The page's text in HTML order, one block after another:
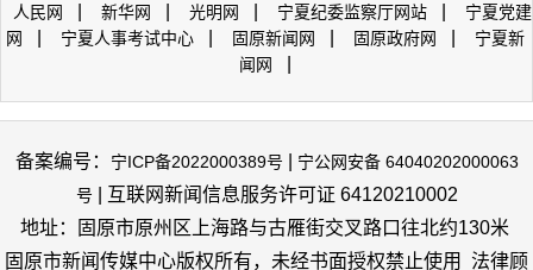
人民网 新华网 光明网 宁夏纪委监察厅网站
宁夏党建
网
宁夏人事考试中心 固原新闻网 固原政府网
宁夏新
闻网
备案编号： 宁ICP备2022000389号
宁公网安备 64040202000063
号 | 互联网新闻信息服务许可证 64120210002
地址：固原市原州区上海路与古雁街交叉路口往北约130米
固原市新闻传媒中心版权所有，未经书面授权禁止使用 法律顾